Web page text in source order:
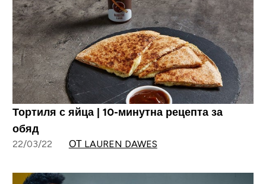
Тортиля с яйца | 10-минутна рецепта за
обяд
22/03/22 ОТ LAUREN DAWES